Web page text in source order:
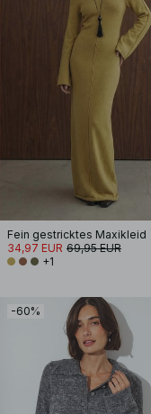
Fein gestricktes Maxikleid
34,97 EUR 69,95 EUR
+1
-60%